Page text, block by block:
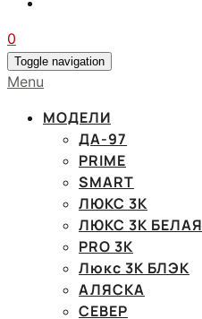
0
Toggle navigation
Menu
МОДЕЛИ
ДА-97
PRIME
SMART
ЛЮКС 3К
ЛЮКС 3К БЕЛАЯ
PRO 3K
Люкс 3К БЛЭК
АЛЯСКА
СЕВЕР